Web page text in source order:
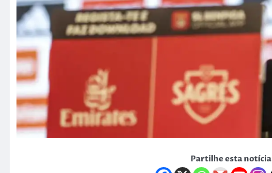
Partilhe esta notícia